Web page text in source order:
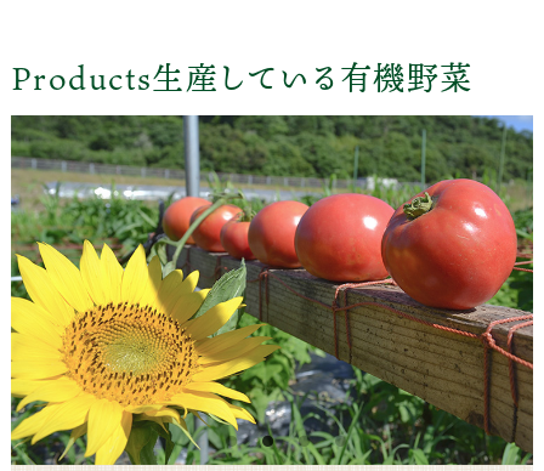
Products生産している有機野菜